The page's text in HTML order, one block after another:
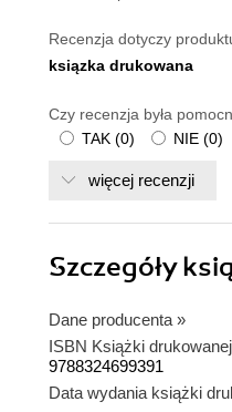
Recenzja dotyczy
ksiązka drukowana
Czy recenzja była
TAK (0) NIE (0)
więcej recenzji
Szczegóły
Dane producenta »
ISBN Książki
9788324699391
Data wydania książki